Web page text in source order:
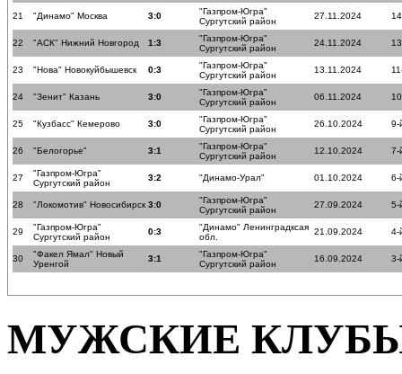
21 "Динамо" Москва 3:0
"Газпром-Югра"
Сургутский район
27.11.2024
22 "АСК" Нижний Новгород 1:3
"Газпром-Югра"
Сургутский район
24.11.2024
23 "Нова" Новокуйбышевск 0:3
"Газпром-Югра"
Сургутский район
13.11.2024
24 "Зенит" Казань 3:0
"Газпром-Югра"
Сургутский район
06.11.2024
25 "Кузбасс" Кемерово 3:0
"Газпром-Югра"
Сургутский район
26.10.2024 9-
26 "Белогорье" 3:1
"Газпром-Югра"
Сургутский район
12.10.2024 7-
27
"Газпром-Югра"
Сургутский район
3:2 "Динамо-Урал" 01.10.2024 6-
28 "Локомотив" Новосибирск 3:0
"Газпром-Югра"
Сургутский район
27.09.2024 5-
29
"Газпром-Югра"
Сургутский район
0:3
"Динамо" Ленинградксая
обл.
21.09.2024 4-
30
"Факел Ямал" Новый
Уренгой
3:1
"Газпром-Югра"
Сургутский район
16.09.2024 3-
МУЖСКИЕ